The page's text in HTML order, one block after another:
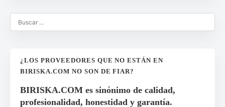
¿LOS PROVEEDORES QUE NO ESTÁN EN
BIRISKA.COM NO SON DE FIAR?
BIRISKA.COM es sinónimo de calidad,
profesionalidad, honestidad y garantía.